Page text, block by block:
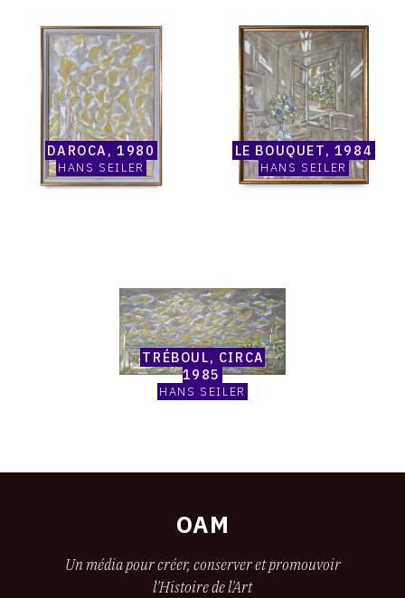
Catalogue
raisonné,
Seiler,
Daroca,
DAROCA, 1980
HANS SEILER
Catalogue
raisonné,
Hans
Seiler,
bouquet,
1984
LE BOUQUET, 1984
HANS SEILER
raisonné,
Hans
Seiler,
Tréboul,
circa
1985
TRÉBOUL, CIRCA
1985
HANS SEILER
OAM
Un média pour créer, conserver et promouvoir
l'Histoire de l'Art